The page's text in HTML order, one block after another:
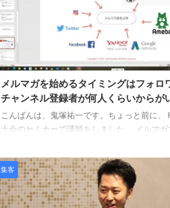
ペンネーム：りんりんさん 鬼塚さん いつも
で有益な情報ありがとうございます。 私は
始めてまだ半年しか経ちませんが、ブログと
の導線は構築しつつあります。 今後はセミ
サルを行い実績を ...
メルマガを始めるタイミングはフォロ
チャンネル登録者が何人くらいからが
こんばんは、鬼塚祐一です。ちょっと前に、
士会のセミナーで講師をしました。 メルマ
このセミナーの動画が視聴できますよ。 年
なので、めちゃくちゃ安いです。 セミナー
ガ読者さんも参加されていて、ご質問が届き
Ｑ：「メルマガを始めるタイミングはフォロ
集客